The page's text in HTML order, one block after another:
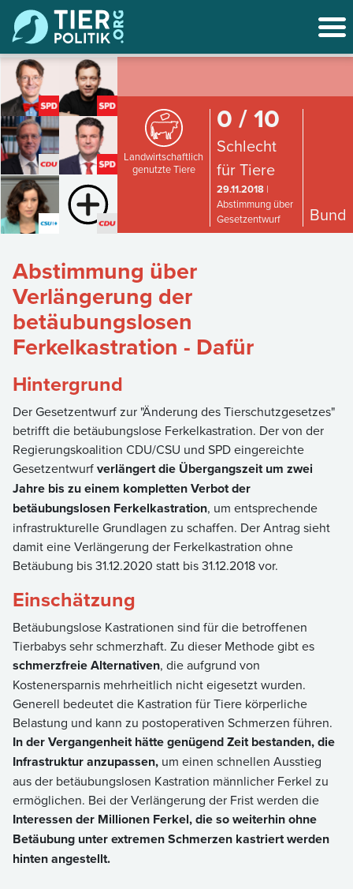
Landwirtschaftlich
genutzte Tiere
0 / 10
Schlecht
für Tiere
29.11.2018 |
Abstimmung über
Gesetzentwurf
Bund
Abstimmung über
Verlängerung der
betäubungslosen
Ferkelkastration - Dafür
Hintergrund
Der Gesetzentwurf zur "Änderung des Tierschutzgesetzes"
betrifft die betäubungslose Ferkelkastration. Der von der
Regierungskoalition CDU/CSU und SPD eingereichte
Gesetzentwurfverlängert die Übergangszeit um zwei
Jahre bis zu einem kompletten Verbot der
betäubungslosen Ferkelkastration, um entsprechende
infrastrukturelle Grundlagen zu schaffen. Der Antrag sieht
damit eine Verlängerung der Ferkelkastration ohne
Betäubung bis 31.12.2020 statt bis 31.12.2018 vor.
Einschätzung
Betäubungslose Kastrationen sind für die betroffenen
Tierbabys sehr schmerzhaft. Zu dieser Methode gibt es
schmerzfreie Alternativen, die aufgrund von
Kostenersparnis mehrheitlich nicht eigesetzt wurden.
Generell bedeutet die Kastration für Tiere körperliche
Belastung und kann zu postoperativen Schmerzen führen.
In der Vergangenheit hätte genügend Zeit bestanden, die
Infrastruktur anzupassen, um einen schnellen Ausstieg
aus der betäubungslosen Kastration männlicher Ferkel zu
ermöglichen. Bei der Verlängerung der Frist werden die
Interessen der Millionen Ferkel, die so weiterhin ohne
Betäubung unter extremen Schmerzen kastriert werden
hinten angestellt.